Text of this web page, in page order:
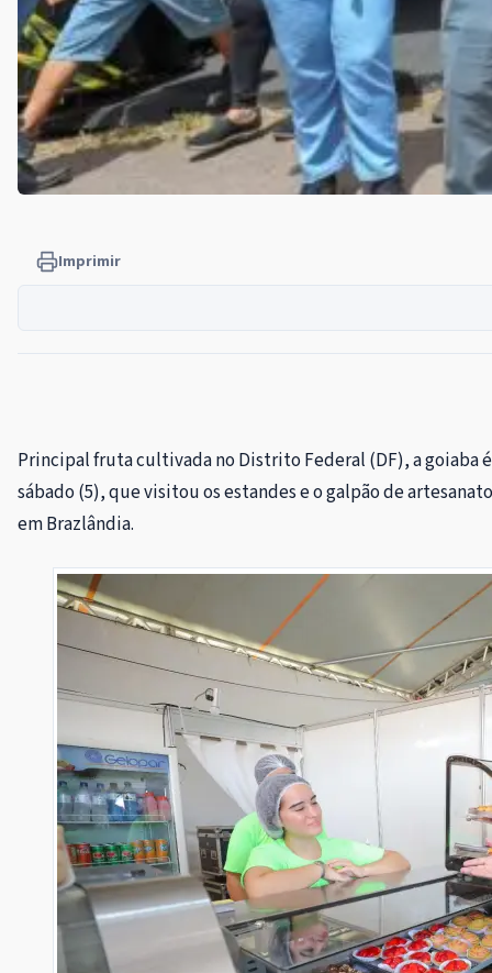
Imprimir
Principal fruta cultivada no Distrito Federal (DF), a goiaba
sábado (5), que visitou os estandes e o galpão de
em Brazlândia.